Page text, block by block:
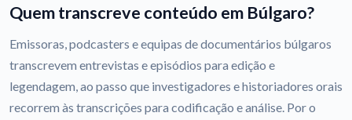
Quem transcreve conteúdo em Búlgaro?
Emissoras, podcasters e equipas de documentários búlgaros
transcrevem entrevistas e episódios para edição e
legendagem, ao passo que investigadores e historiadores orais
recorrem às transcrições para codificação e análise. Por o